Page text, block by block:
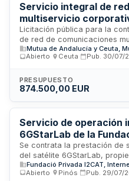
Servicio integral de
multiservicio
Andalucía y de Ceuta
Licitación pública para la
de red de comunicaciones
proporcione servicios de
videoconferencia e imagen a
telecomunicaciones,
mantenimiento sobre la
con procedimiento abierto y
adjudicación se realizará
subjetivos de valoración
Abierto
Ceuta Pub. 30/07/
PRESUPUESTO
874.500,00 EUR
Servicio de operación
6GStarLab de la
Se contrata la prestación de
del satélite 6GStarLab,
i2CAT. El contrato abarca
supervisión, control y
Fundació Privada I2CAT,
Abierto
Pinós Pub. 29/07/